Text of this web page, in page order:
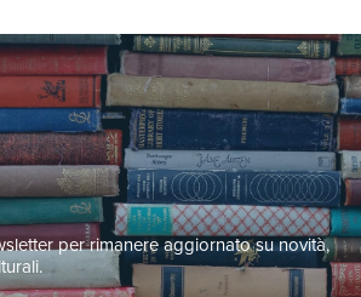
per rimanere aggiornato su novità,